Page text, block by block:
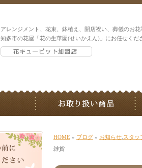
アレンジメント、花束、鉢植え、開店祝い、葬儀のお花
知多市の花屋「花の生華園(せいかえん)」にお任せくだ
HOME » ブログ » お知らせ スタッ
雑貨